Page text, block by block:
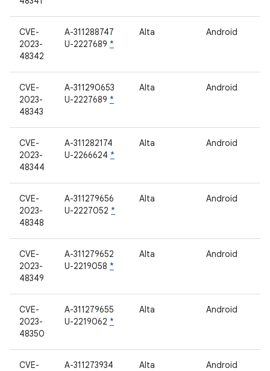
CVE-
2023-
48342
A-311288747
U-2227689 *
Alta Android
CVE-
2023-
48343
A-311290653
U-2227689 *
Alta Android
CVE-
2023-
48344
A-311282174
U-2266624 *
Alta Android
CVE-
2023-
48348
A-311279656
U-2227052 *
Alta Android
CVE-
2023-
48349
A-311279652
U-2219058 *
Alta Android
CVE-
2023-
48350
A-311279655
U-2219062 *
Alta Android
CVE-
A-311273934
Alta Android